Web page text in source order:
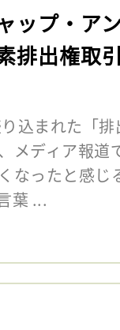
ップ・ア
排出権取
込まれた「
メディア報道
なったと感じ
葉 ...